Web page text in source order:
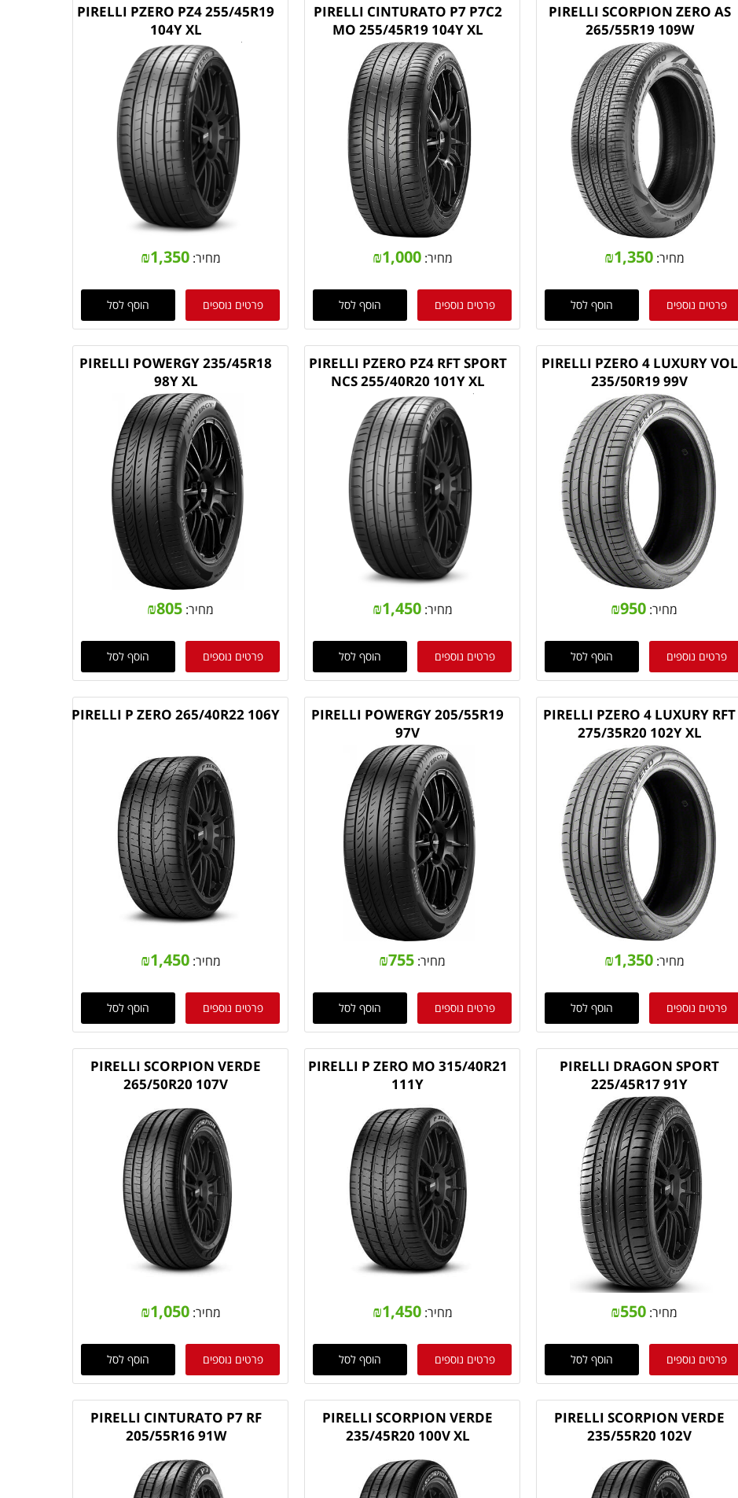
PIRELLI SCORPION ZERO AS
265/55R19 109W
מחיר: ₪1,350
פרטים נוספים הוסף לסל
PIRELLI CINTURATO P7 P7C2
MO 255/45R19 104Y XL
מחיר: ₪1,000
פרטים נוספים הוסף לסל
PIRELLI PZERO PZ4 255/45R19
104Y XL
מחיר: ₪1,350
פרטים נוספים הוסף לסל
PIRELLI PZERO 4 LUXURY VOL
235/50R19 99V
מחיר: ₪950
פרטים נוספים הוסף לסל
PIRELLI PZERO PZ4 RFT SPORT
NCS 255/40R20 101Y XL
מחיר: ₪1,450
פרטים נוספים הוסף לסל
PIRELLI POWERGY 235/45R18
98Y XL
מחיר: ₪805
פרטים נוספים הוסף לסל
PIRELLI PZERO 4 LUXURY RFT
275/35R20 102Y XL
מחיר: ₪1,350
פרטים נוספים הוסף לסל
PIRELLI POWERGY 205/55R19
97V
מחיר: ₪755
פרטים נוספים הוסף לסל
PIRELLI P ZERO 265/40R22 106Y
מחיר: ₪1,450
פרטים נוספים הוסף לסל
PIRELLI DRAGON SPORT
225/45R17 91Y
מחיר: ₪550
פרטים נוספים הוסף לסל
PIRELLI P ZERO MO 315/40R21
111Y
מחיר: ₪1,450
פרטים נוספים הוסף לסל
PIRELLI SCORPION VERDE
265/50R20 107V
מחיר: ₪1,050
פרטים נוספים הוסף לסל
PIRELLI SCORPION VERDE
235/55R20 102V
PIRELLI SCORPION VERDE
235/45R20 100V XL
PIRELLI CINTURATO P7 RF
205/55R16 91W